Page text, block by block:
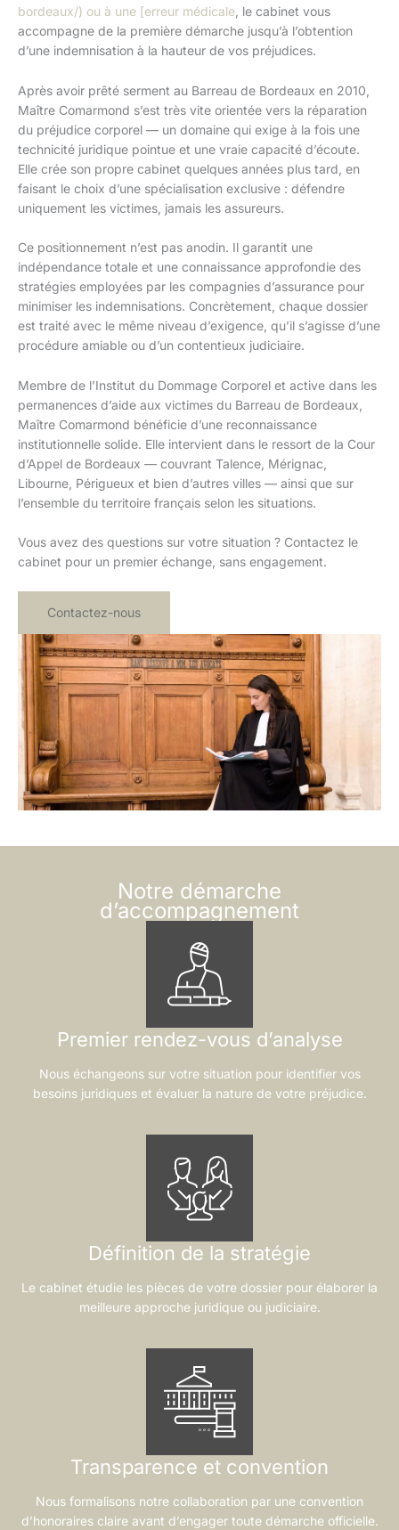
bordeaux/) ou à une [erreur médicale , le cabinet vous
accompagne de la première démarche jusqu’à l’obtention
d’une indemnisation à la hauteur de vos préjudices.
Après avoir prêté serment au Barreau de Bordeaux en 2010,
Maître Comarmond s’est très vite orientée vers la réparation
du préjudice corporel — un domaine qui exige à la fois une
technicité juridique pointue et une vraie capacité d’écoute.
Elle crée son propre cabinet quelques années plus tard, en
faisant le choix d’une spécialisation exclusive : défendre
uniquement les victimes, jamais les assureurs.
Ce positionnement n’est pas anodin. Il garantit une
indépendance totale et une connaissance approfondie des
stratégies employées par les compagnies d’assurance pour
minimiser les indemnisations. Concrètement, chaque dossier
est traité avec le même niveau d’exigence, qu’il s’agisse d’une
procédure amiable ou d’un contentieux judiciaire.
Membre de l’Institut du Dommage Corporel et active dans les
permanences d’aide aux victimes du Barreau de Bordeaux,
Maître Comarmond bénéficie d’une reconnaissance
institutionnelle solide. Elle intervient dans le ressort de la Cour
d’Appel de Bordeaux — couvrant Talence, Mérignac,
Libourne, Périgueux et bien d’autres villes — ainsi que sur
l’ensemble du territoire français selon les situations.
Vous avez des questions sur votre situation ? Contactez le
cabinet pour un premier échange, sans engagement.
Contactez-nous
Notre démarche
d’accompagnement
Premier rendez-vous d’analyse
Nous échangeons sur votre situation pour identifier vos
besoins juridiques et évaluer la nature de votre préjudice.
Définition de la stratégie
Le cabinet étudie les pièces de votre dossier pour élaborer la
meilleure approche juridique ou judiciaire.
Transparence et convention
Nous formalisons notre collaboration par une convention
d’honoraires claire avant d’engager toute démarche officielle.